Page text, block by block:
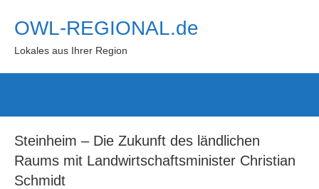
Inhalt
springen
OWL-REGIONAL.de
Lokales aus Ihrer Region
Steinheim – Die Zukunft des ländlichen
Raums mit Landwirtschaftsminister Christian
Schmidt